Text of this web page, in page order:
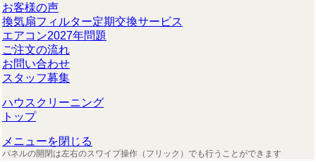
お客様の声
換気扇フィルター定期交換サービス
エアコン2027年問題
ご注文の流れ
お問い合わせ
スタッフ募集
ハウスクリーニング
トップ
メニューを閉じる
パネルの開閉は左右のスワイプ操作（フリック）でも行うことができます